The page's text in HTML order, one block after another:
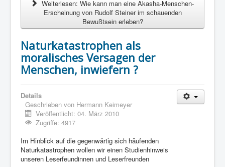
Weiterlesen: Wie kann man eine Akasha-Menschen-
Erscheinung von Rudolf Steiner im schauenden
Bewußtsein erleben?
Naturkatastrophen als
moralisches Versagen der
Menschen, inwiefern ?
Details
Geschrieben von Hermann Keimeyer
Veröffentlicht: 04. März 2010
Zugriffe: 4917
Im Hinblick auf die gegenwärtig sich häufenden
Naturkatastrophen wollen wir einen Studienhinweis
unseren Leserfeundinnen und Leserfreunden